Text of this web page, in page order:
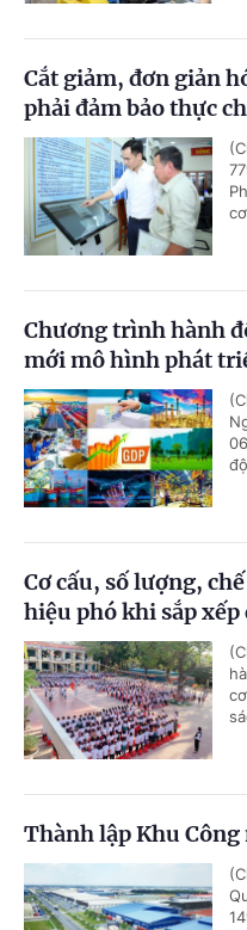
Cắt giảm, đơn giản
phải đảm bảo thực
Chương trình hành
mới mô hình phát
Cơ cấu, số lượng,
hiệu phó khi sắp xếp
Thành lập Khu